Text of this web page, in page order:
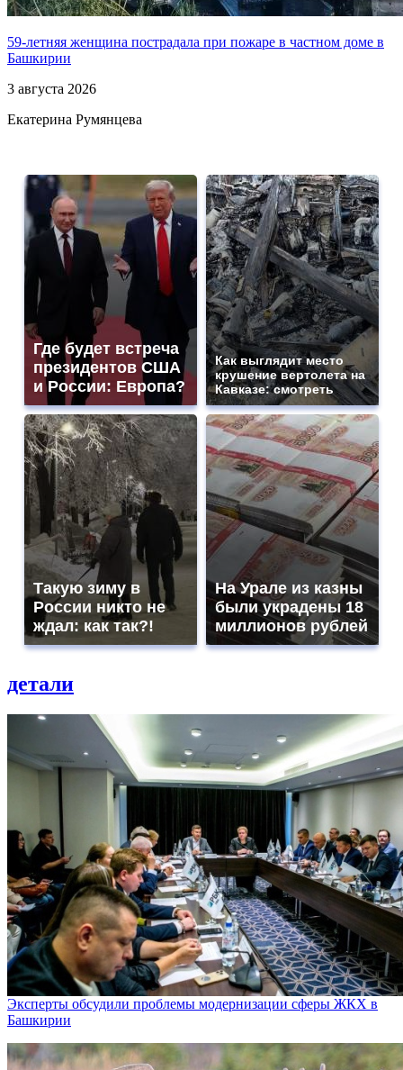
59-летняя женщина пострадала при пожаре в частном доме в
Башкирии
3 августа 2026
Екатерина Румянцева
Где будет встреча
президентов США
и России: Европа?
Как выглядит место
крушение вертолета на
Кавказе: смотреть
Такую зиму в
России никто не
ждал: как так?!
На Урале из казны
были украдены 18
миллионов рублей
детали
Эксперты обсудили проблемы модернизации сферы ЖКХ в
Башкирии